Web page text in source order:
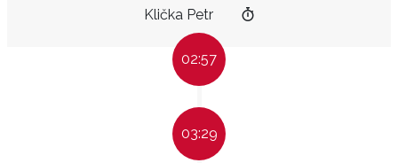
Klička Petr
02:57
03:29